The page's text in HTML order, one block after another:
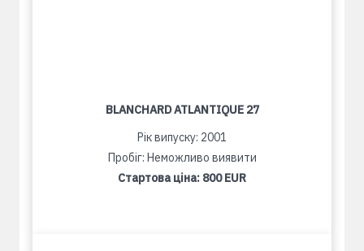
BLANCHARD ATLANTIQUE 27
Рік випуску: 2001
Пробіг: Неможливо виявити
Стартова ціна: 800 EUR